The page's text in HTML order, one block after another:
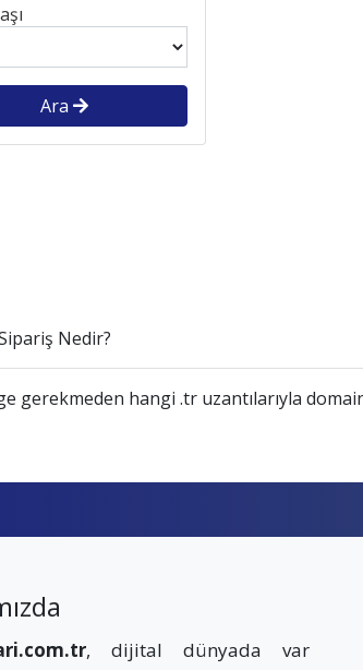
Ara
Nedir?
gerekmeden hangi .tr uzantılarıyla
, dijital dünyada var